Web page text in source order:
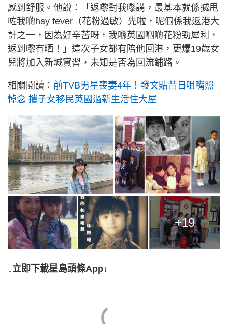
感到舒服。他說：「返嚟對我嚟講，最基本就係搣甩
咗我啲hay fever（花粉過敏）先啦，呢個係我返港大
計之一，因為好辛苦呀，我喺英國嗰啲花粉勁犀利，
返到嚟冇晒！」這次子女都有陪他回港，更爆19歲女
兒將加入新城實習，未知是否為回流鋪路。
相關閱讀： 前TVB男星喪妻4年！發文貼昔日咀嘴照
悼念 攜子女移民英國過新生活住大屋
+19
↓立即下載星島頭條App↓